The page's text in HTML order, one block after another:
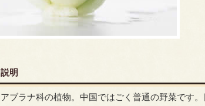
説明
アブラナ科の植物。中国ではごく普通の野菜です